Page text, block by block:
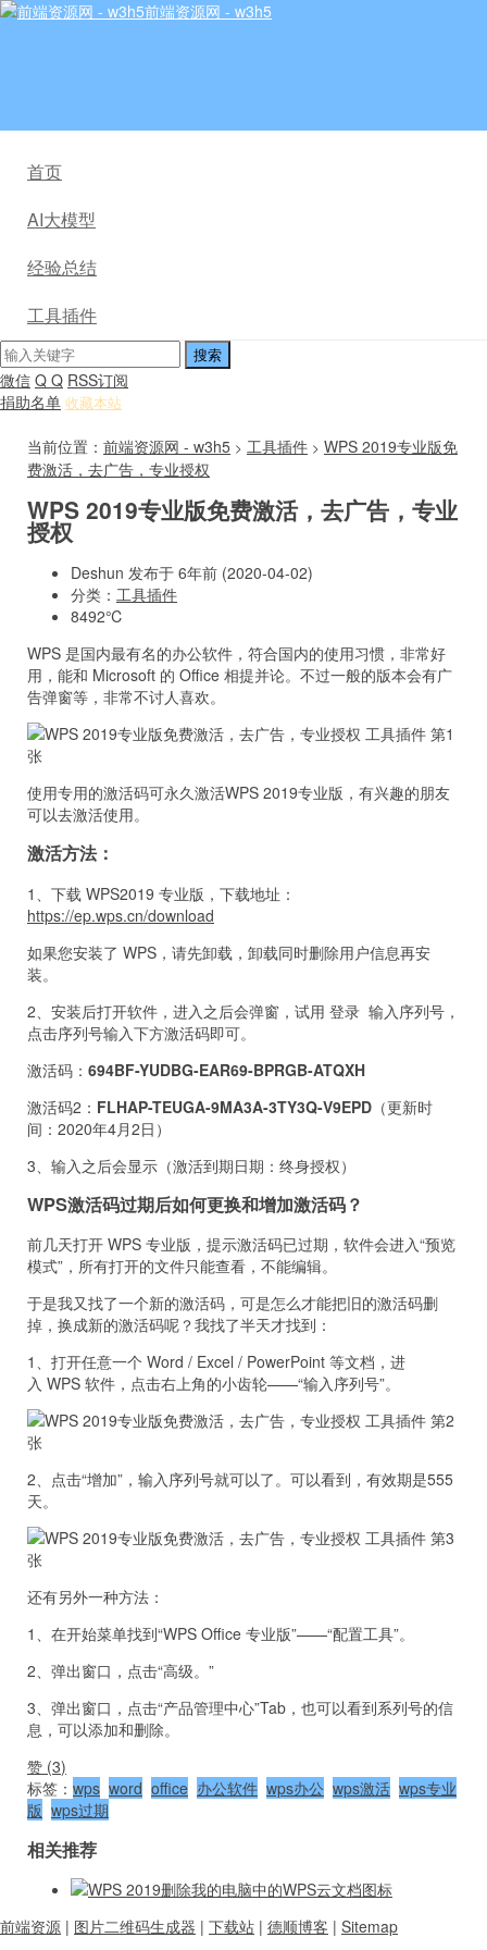
前端资源网 - w3h5
首页
AI大模型
经验总结
工具插件
微信 Q Q RSS订阅
捐助名单 收藏本站
当前位置： 前端资源网 - w3h5 > 工具插件 > WPS 2019专业版免
费激活，去广告，专业授权
WPS 2019专业版免费激活，去广告，专业
授权
Deshun 发布于 6年前 (2020-04-02)
分类： 工具插件
8492℃
WPS 是国内最有名的办公软件，符合国内的使用习惯，非常好
用，能和 Microsoft 的 Office 相提并论。不过一般的版本会有广
告弹窗等，非常不讨人喜欢。
使用专用的激活码可永久激活WPS 2019专业版，有兴趣的朋友
可以去激活使用。
激活方法：
1、下载 WPS2019 专业版，下载地址：
https://ep.wps.cn/download
如果您安装了 WPS，请先卸载，卸载同时删除用户信息再安
装。
2、安装后打开软件，进入之后会弹窗，试用 登录 输入序列号，
点击序列号输入下方激活码即可。
激活码： 694BF-YUDBG-EAR69-BPRGB-ATQXH
激活码2： FLHAP-TEUGA-9MA3A-3TY3Q-V9EPD （更新时
间：2020年4月2日）
3、输入之后会显示（激活到期日期：终身授权）
WPS激活码过期后如何更换和增加激活码？
前几天打开 WPS 专业版，提示激活码已过期，软件会进入“预览
模式”，所有打开的文件只能查看，不能编辑。
于是我又找了一个新的激活码，可是怎么才能把旧的激活码删
掉，换成新的激活码呢？我找了半天才找到：
1、打开任意一个 Word / Excel / PowerPoint 等文档，进
入 WPS 软件，点击右上角的小齿轮——“输入序列号”。
2、点击“增加”，输入序列号就可以了。可以看到，有效期是555
天。
还有另外一种方法：
1、在开始菜单找到“WPS Office 专业版”——“配置工具”。
2、弹出窗口，点击“高级。”
3、弹出窗口，点击“产品管理中心”Tab，也可以看到系列号的信
息，可以添加和删除。
赞 (3)
标签： wps word office 办公软件 wps办公 wps激活 wps专业
版 wps过期
相关推荐
WPS 2019删除我的电脑中的WPS云文档图标
前端资源 | 图片二维码生成器 | 下载站 | 德顺博客 | Sitemap